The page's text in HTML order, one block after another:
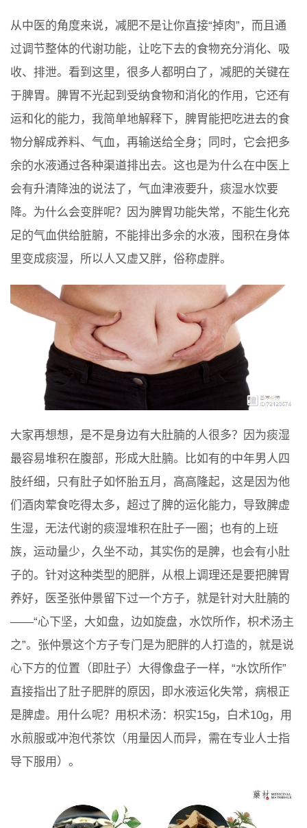
从中医的角度来说，减肥不是让你直接“掉肉”，而且通
过调节整体的代谢功能，让吃下去的食物充分消化、吸
收、排泄。看到这里，很多人都明白了，减肥的关键在
于脾胃。脾胃不光起到受纳食物和消化的作用，它还有
运和化的能力，我简单地解释下，脾胃能把吃进去的食
物分解成养料、气血，再输送给全身；同时，它会把多
余的水液通过各种渠道排出去。这也是为什么在中医上
会有升清降浊的说法了，气血津液要升，痰湿水饮要
降。为什么会变胖呢？因为脾胃功能失常，不能生化充
足的气血供给脏腑，不能排出多余的水液，囤积在身体
里变成痰湿，所以人又虚又胖，俗称虚胖。
大家再想想，是不是身边有大肚腩的人很多？因为痰湿
最容易堆积在腹部，形成大肚腩。比如有的中年男人四
肢纤细，只有肚子如怀胎五月，高高隆起，这是因为他
们酒肉荤食吃得太多，超过了脾的运化能力，导致脾虚
生湿，无法代谢的痰湿堆积在肚子一圈；也有的上班
族，运动量少，久坐不动，其实伤的是脾，也会有小肚
子的。针对这种类型的肥胖，从根上调理还是要把脾胃
养好，医圣张仲景留下过一个方子，就是针对大肚腩的
——“心下坚，大如盘，边如旋盘，水饮所作，枳术汤主
之”。张仲景这个方子专门是为肥胖的人打造的，就是说
心下方的位置（即肚子）大得像盘子一样，“水饮所作”
直接指出了肚子肥胖的原因，即水液运化失常，病根正
是脾虚。用什么呢？用枳术汤：枳实15g，白术10g，用
水煎服或冲泡代茶饮（用量因人而异，需在专业人士指
导下服用）。